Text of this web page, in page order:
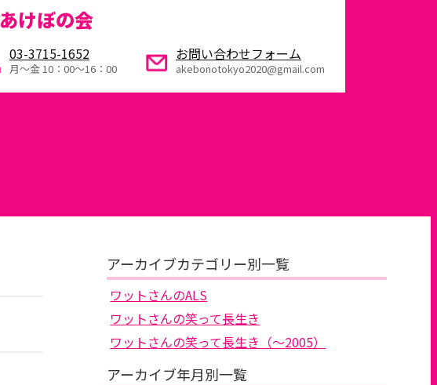
あけぼの会
03-3715-1652
月～金 10：00〜16：00
お問い合わせフォーム
akebonotokyo2020@gmail.com
アーカイブカテゴリー別一覧
ワットさんのALS
ワットさんの笑って長生き
ワットさんの笑って長生き（～2005）
アーカイブ年月別一覧